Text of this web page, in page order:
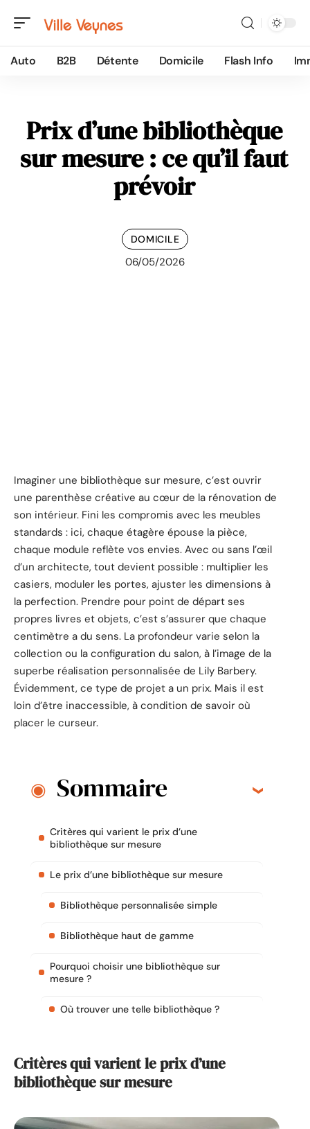
Auto B2B Détente Domicile Flash Info
Prix d’une bibliothèque
sur mesure : ce qu’il faut
prévoir
DOMICILE
06/05/2026
Imaginer une bibliothèque sur mesure, c’est ouvrir
une parenthèse créative au cœur de la rénovation de
son intérieur. Fini les compromis avec les meubles
standards : ici, chaque étagère épouse la pièce,
chaque module reflète vos envies. Avec ou sans l’œil
d’un architecte, tout devient possible : multiplier les
casiers, moduler les portes, ajuster les dimensions à
la perfection. Prendre pour point de départ ses
propres livres et objets, c’est s’assurer que chaque
centimètre a du sens. La profondeur varie selon la
collection ou la configuration du salon, à l’image de la
superbe réalisation personnalisée de Lily Barbery.
Évidemment, ce type de projet a un prix. Mais il est
loin d’être inaccessible, à condition de savoir où
placer le curseur.
Sommaire
Critères qui varient le prix d’une
bibliothèque sur mesure
Le prix d’une bibliothèque sur mesure
Bibliothèque personnalisée simple
Bibliothèque haut de gamme
Pourquoi choisir une bibliothèque sur
mesure ?
Où trouver une telle bibliothèque ?
Critères qui varient le prix d’une
bibliothèque sur mesure